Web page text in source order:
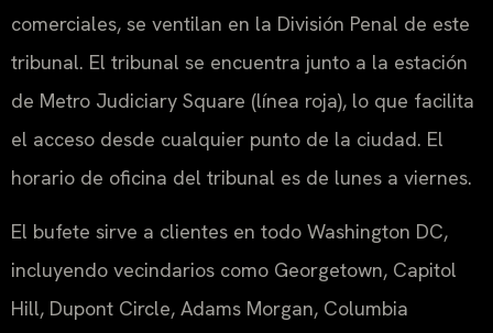
comerciales, se ventilan en la División Penal de este
tribunal. El tribunal se encuentra junto a la estación
de Metro Judiciary Square (línea roja), lo que facilita
el acceso desde cualquier punto de la ciudad. El
horario de oficina del tribunal es de lunes a viernes.
El bufete sirve a clientes en todo Washington DC,
incluyendo vecindarios como Georgetown, Capitol
Hill, Dupont Circle, Adams Morgan, Columbia